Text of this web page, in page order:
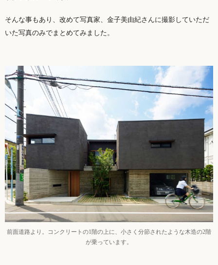
そんな事もあり、改めて写真家、金子美由紀さんに撮影していただ
いた写真のみでまとめてみました。
前面道路より。コンクリートの1階の上に、小さく分節されたような木造の2階
が乗っています。